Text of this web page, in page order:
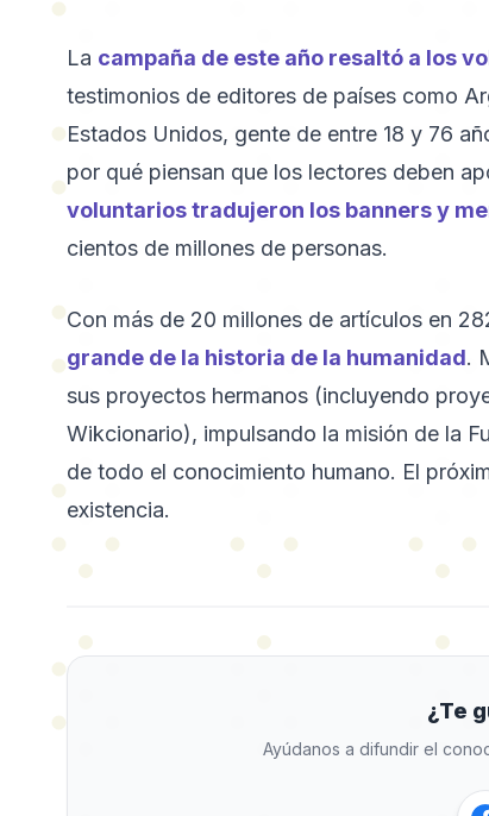
La campaña de este año resaltó a los
testimonios de editores de países como
Estados Unidos, gente de entre 18 y 76
por qué piensan que los lectores deben
voluntarios tradujeron los banners y
cientos de millones de personas.
Con más de 20 millones de artículos en
grande de la historia de la humanidad.
sus proyectos hermanos (incluyendo
Wikcionario), impulsando la misión de la
de todo el conocimiento humano. El
existencia.
¿Te
Ayúdanos a difundir el